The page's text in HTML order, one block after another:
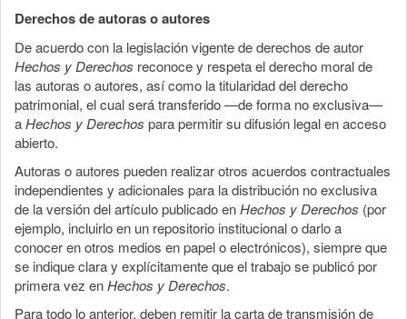
Derechos de autoras o autores
De acuerdo con la legislación vigente de derechos de autor
Hechos y Derechos reconoce y respeta el derecho moral de
las autoras o autores, así como la titularidad del derecho
patrimonial, el cual será transferido —de forma no exclusiva—
aHechos y Derechos para permitir su difusión legal en acceso
abierto.
Autoras o autores pueden realizar otros acuerdos contractuales
independientes y adicionales para la distribución no exclusiva
de la versión del artículo publicado enHechos y Derechos (por
ejemplo, incluirlo en un repositorio institucional o darlo a
conocer en otros medios en papel o electrónicos), siempre que
se indique clara y explícitamente que el trabajo se publicó por
primera vez enHechos y Derechos.
Para todo lo anterior, deben remitir la carta de transmisión de